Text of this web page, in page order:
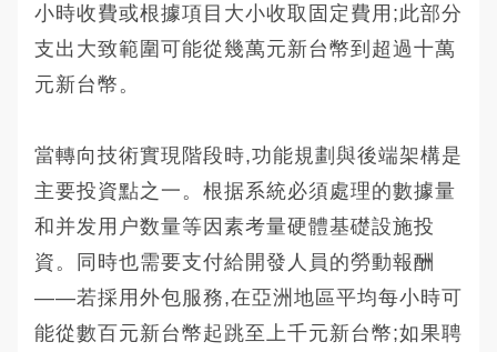
小時收費或根據項目大小收取固定費用;此部分
支出大致範圍可能從幾萬元新台幣到超過十萬
元新台幣。
當轉向技術實現階段時,功能規劃與後端架構是
主要投資點之一。根据系統必須處理的數據量
和并发用户数量等因素考量硬體基礎設施投
資。同時也需要支付給開發人員的勞動報酬
——若採用外包服務,在亞洲地區平均每小時可
能從數百元新台幣起跳至上千元新台幣;如果聘